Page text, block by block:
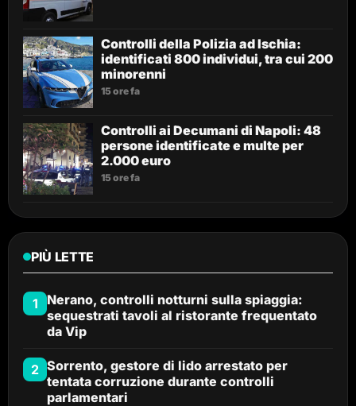
Controlli della Polizia ad Ischia:
identificati 800 individui, tra cui 200
minorenni
15 ore fa
Controlli ai Decumani di Napoli: 48
persone identificate e multe per
2.000 euro
15 ore fa
PIÙ LETTE
1
Nerano, controlli notturni sulla spiaggia:
sequestrati tavoli al ristorante frequentato
da Vip
2 Sorrento, gestore di lido arrestato per
tentata corruzione durante controlli
parlamentari